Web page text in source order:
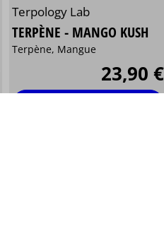
Terpology Lab
TERPÈNE - MANGO KUSH
Terpène, Mangue
23,90 €